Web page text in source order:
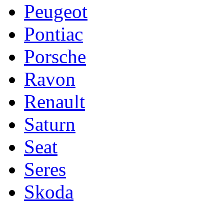
Peugeot
Pontiac
Porsche
Ravon
Renault
Saturn
Seat
Seres
Skoda